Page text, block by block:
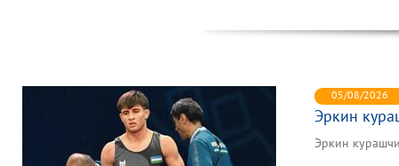
05/08/2026
Эркин
Эркин